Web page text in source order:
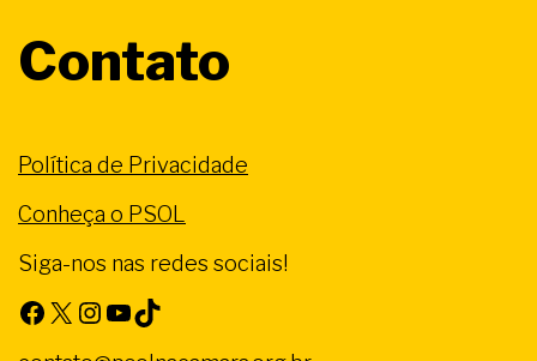
Contato
Política de Privacidade
Conheça o PSOL
Siga-nos nas redes sociais!
Facebook X Instagram Youtube TikTok